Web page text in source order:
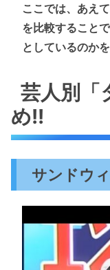
ここでは、あえ
を比較すること
としているのか
芸人別「
め!!
サンドウ